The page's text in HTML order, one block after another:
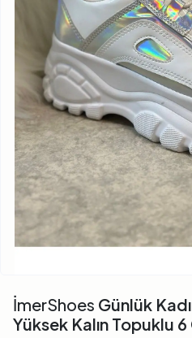
İmerShoes Günlük
Yüksek Kalın Topuklu